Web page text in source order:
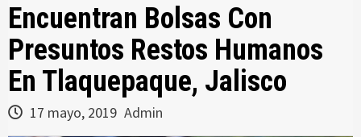
Encuentran Bolsas Con
Presuntos Restos Humanos
En Tlaquepaque, Jalisco
17 mayo, 2019 Admin